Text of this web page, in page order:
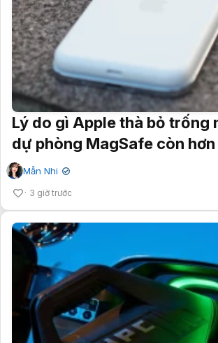
Lý do gì Apple thà bỏ trống
dự phòng MagSafe còn
Mẫn Nhi ✔
3 giờ trước